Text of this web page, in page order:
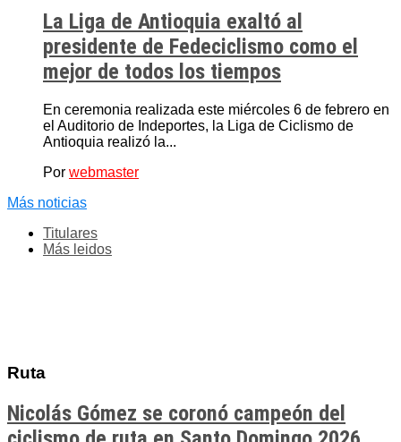
La Liga de Antioquia exaltó al
presidente de Fedeciclismo como el
mejor de todos los tiempos
En ceremonia realizada este miércoles 6 de febrero en
el Auditorio de Indeportes, la Liga de Ciclismo de
Antioquia realizó la...
Por webmaster
Más noticias
Titulares
Más leidos
Ruta
Nicolás Gómez se coronó campeón del